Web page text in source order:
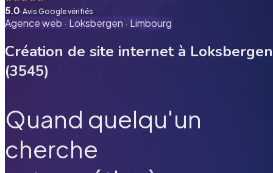
5.0· Avis Google vérifiés
Agence web · Loksbergen · Limbourg
Création de site internet à Loksbergen
(3545)
Quand quelqu'un
cherche